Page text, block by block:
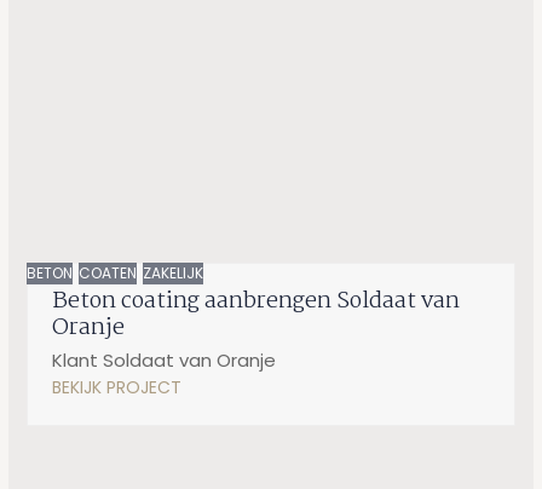
BETON COATEN ZAKELIJK
Beton coating aanbrengen Soldaat van
Oranje
Klant Soldaat van Oranje
BEKIJK PROJECT